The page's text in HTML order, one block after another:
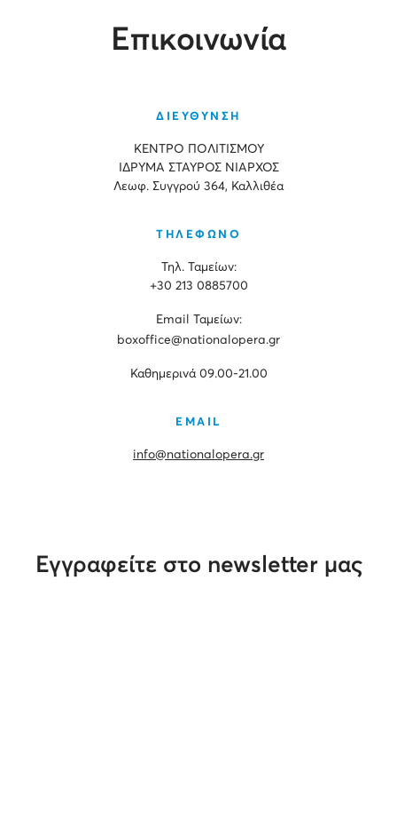
Επικοινωνία
ΔΙΕΥΘΥΝΣΗ
ΚΕΝΤΡΟ ΠΟΛΙΤΙΣΜΟΥ
ΙΔΡΥΜΑ ΣΤΑΥΡΟΣ ΝΙΑΡΧΟΣ
Λεωφ. Συγγρού 364, Καλλιθέα
ΤΗΛΕΦΩΝΟ
Τηλ. Ταμείων:
+30 213 0885700
Εmail Ταμείων:
boxoffice@nationalopera.gr
Καθημερινά 09.00-21.00
EMAIL
info@nationalopera.gr
Εγγραφείτε στο newsletter μας